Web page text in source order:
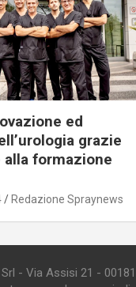
ed
grazie
alla formazione
Redazione Spraynews
- Via Assisi 21 -